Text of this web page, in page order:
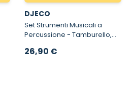
DJECO
Set Strumenti Musicali a
Percussione - Tamburello,
26,90 €